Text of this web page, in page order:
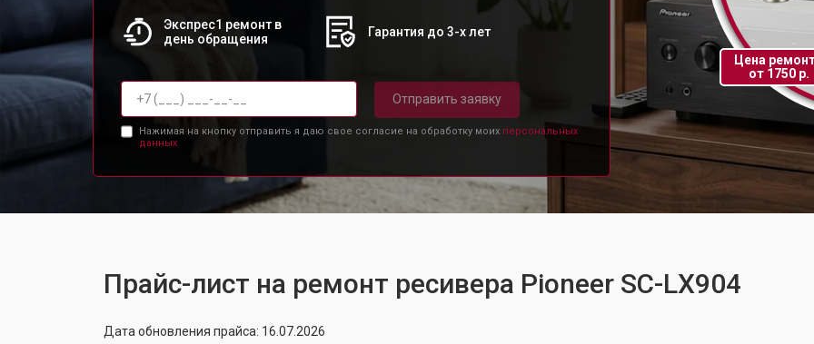
Экспрес1 ремонт в
день обращения
Гарантия до 3-х лет
Отправить заявку
Нажимая на кнопку отправить я даю свое согласие на обработку моих персональных
данных.
Цена
от 1750 р.
Прайс-лист на ремонт ресивера Pioneer SC-LX904
Дата обновления прайса: 16.07.2026